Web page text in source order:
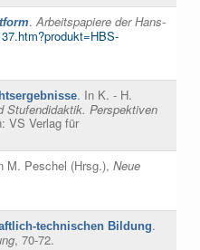
.Arbeitspapiere der Hans-
. In K. - H.
Stufendidaktik. Perspektiven
VS Verlag für
M. Peschel (Hrsg.), Neue
technischen Bildung.
, 70-72.